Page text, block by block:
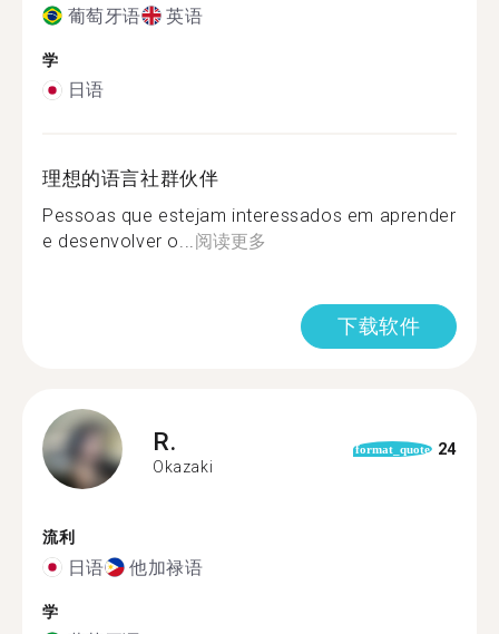
葡萄牙语 英语
学
日语
理想的语言社群伙伴
Pessoas que estejam interessados em aprender
e desenvolver o...阅读更多
下载软件
R.
Okazaki
format_quote 24
流利
日语 他加禄语
学